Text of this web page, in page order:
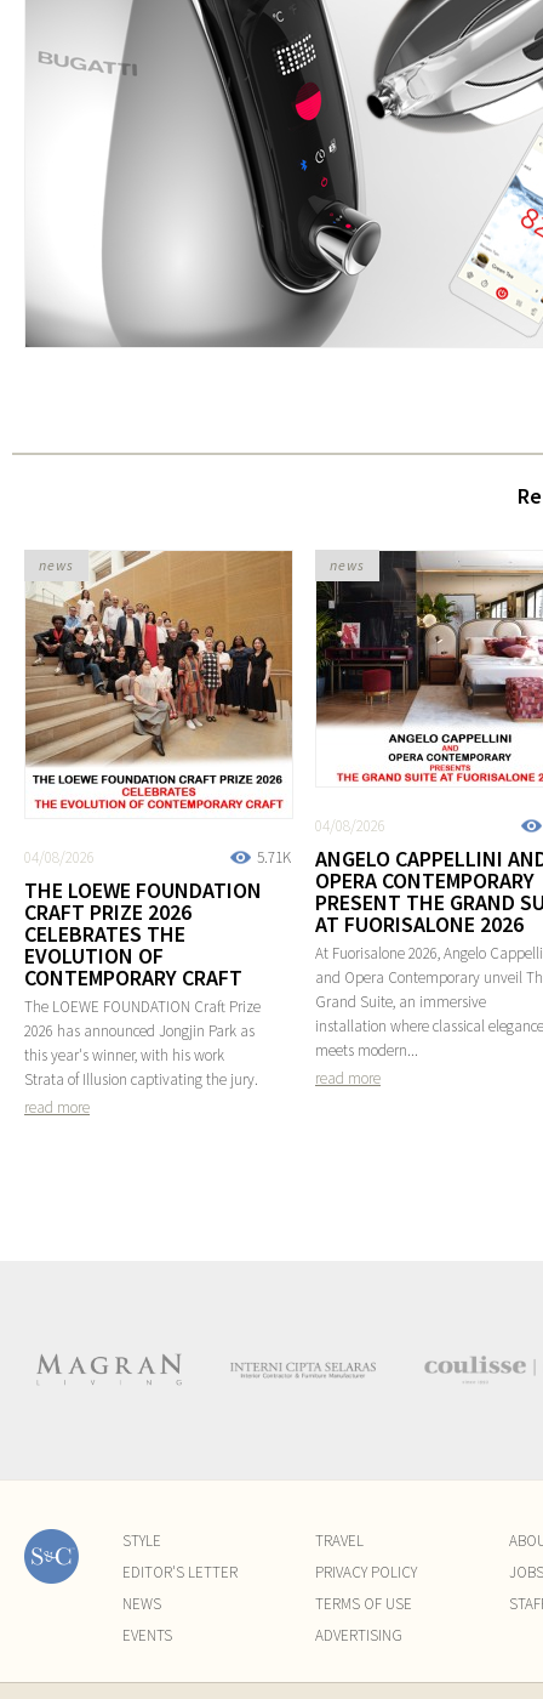
5.71K
04/08/2026
THE LOEWE FOUNDATION
CRAFT PRIZE 2026
CELEBRATES THE
EVOLUTION OF
CONTEMPORARY CRAFT
The LOEWE FOUNDATION Craft Prize
2026 has announced Jongjin Park as
this year's winner, with his work
Strata of Illusion captivating the jury.
read more
news
04/08/2026
ANGELO CAPPELLINI
OPERA CONTEMPORARY
PRESENT THE GRAND
AT FUORISALONE 2026
At Fuorisalone 2026, Angelo
and Opera Contemporary unveil
Grand Suite, an immersive
installation where classical elegance
meets modern...
read more
news
STYLE
EDITOR'S LETTER
NEWS
EVENTS
TRAVEL
PRIVACY POLICY
TERMS OF USE
ADVERTISING
JOBS